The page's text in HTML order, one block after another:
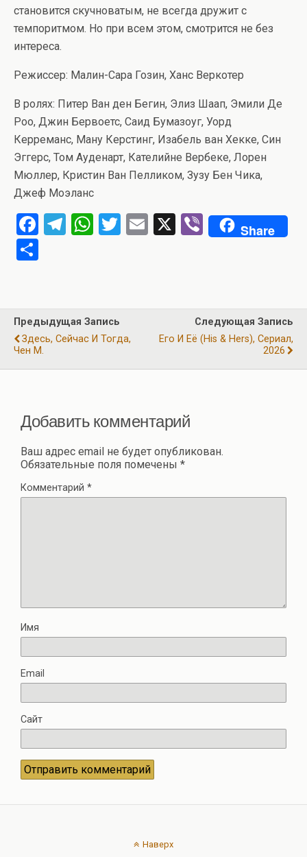
становится скучноватым, не всегда дружит с
темпоритмом. Но при всем этом, смотрится не без
интереса.
Режиссер: Малин-Сара Гозин, Ханс Веркотер
В ролях: Питер Ван ден Бегин, Элиз Шаап, Эмили Де
Роо, Джин Бервоетс, Саид Бумазоуг, Уорд
Керреманс, Ману Керстинг, Изабель ван Хекке, Син
Эггерс, Том Ауденарт, Кателийне Вербеке, Лорен
Мюллер, Кристин Ван Пелликом, Зузу Бен Чика,
Джеф Моэланс
F
o
o
k
T
a
m
W
A
p
T
E
X
Vi
b
Share
р
а
в
Предыдущая Запись
Здесь, Сейчас И Тогда,
Чен М.
Следующая Запись
Его И Её (His & Hers), Сериал,
2026
Добавить комментарий
Ваш адрес email не будет опубликован.
Обязательные поля помечены *
Комментарий *
Имя
Email
Сайт
Наверх